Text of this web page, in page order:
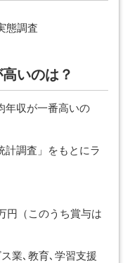
態調査
いのは？
年収が一番高いの
計調査」をもとにラ
円（このうち賞与は
業､教育､学習支援